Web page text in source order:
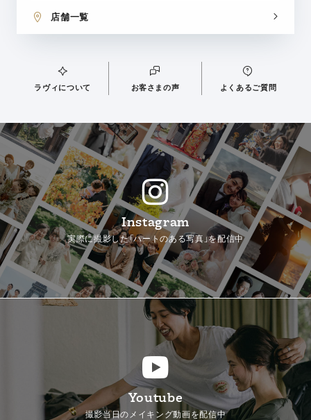
店舗一覧
ラヴィについて お客さまの声 よくあるご質問
Instagram
実際に撮影した「ハートのある写真」を配信中
Youtube
撮影当日のメイキング動画を配信中